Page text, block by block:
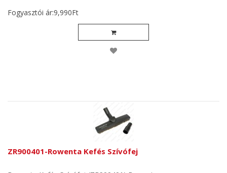
Fogyasztói ár:9,990Ft
ZR900401-Rowenta Kefés Szívófej